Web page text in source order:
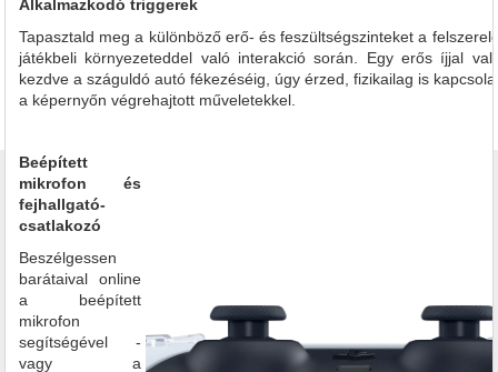
Alkalmazkodó triggerek
Tapasztald meg a különböző erő- és feszültségszinteket a
játékbeli környezeteddel való interakció során. Egy erős íjjal
kezdve a száguldó autó fékezéséig, úgy érzed, fizikailag is
a képernyőn végrehajtott műveletekkel.
Beépített
mikrofon és
fejhallgató-
csatlakozó
Beszélgessen
barátaival online
a beépített
mikrofon
segítségével -
vagy a